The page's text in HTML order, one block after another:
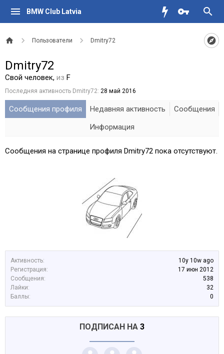
BMW Club Latvia
Пользователи Dmitry72
Активность:
10y 10w ago
Регистрация:
17 июн 2012
Сообщения:
538
Лайки:
32
Баллы:
0
ПОДПИСАН НА 3
Dmitry72
Свой человек, из F
Последняя активность Dmitry72: 28 май 2016
Сообщения профиля Недавняя активность
Сообщения
Информация
Сообщения на странице профиля Dmitry72 пока отсутствуют.